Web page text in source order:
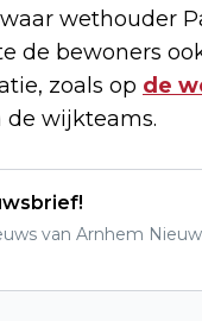
wethouder
de bewoners
zoals op de
de wijkteams.
van Arnhem